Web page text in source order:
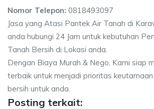
Nomor Telepon: 0818493097
Jasa yang Atasi Pantek Air Tanah di
anda hubungi 24 Jam untuk kebutuhan
Tanah Bersih di Lokasi anda.
Dengan Biaya Murah & Nego, Kami siap
terbaik untuk menjadi prioritas
bersih untuk anda.
Posting terkait: